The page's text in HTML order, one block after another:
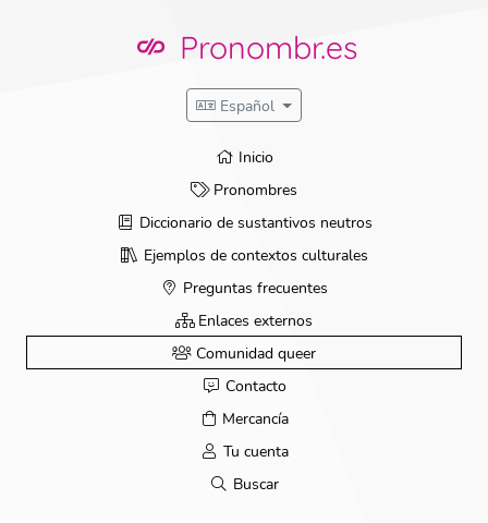
Pronombr.es
Español
Inicio
Pronombres
Diccionario de sustantivos neutros
Ejemplos de contextos culturales
Preguntas frecuentes
Enlaces externos
Comunidad queer
Contacto
Mercancía
Tu cuenta
Buscar